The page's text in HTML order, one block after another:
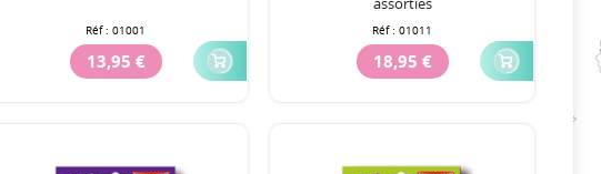
Réf :01001
13,95 €
Réf : 01011
18,95 €